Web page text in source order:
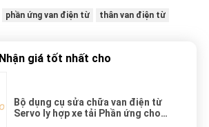
phần ứng van điện từ thân van điện từ
Nhận giá tốt nhất cho
Bộ dụng cụ sửa chữa van điện từ
Servo ly hợp xe tải Phần ứng cho